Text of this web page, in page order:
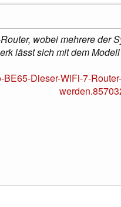
wobei mehrere der
lässt sich mit dem
Dieser-WiFi-7-